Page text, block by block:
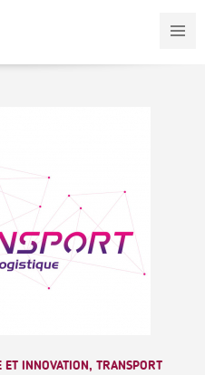
INNOVATION, TRANSPORT